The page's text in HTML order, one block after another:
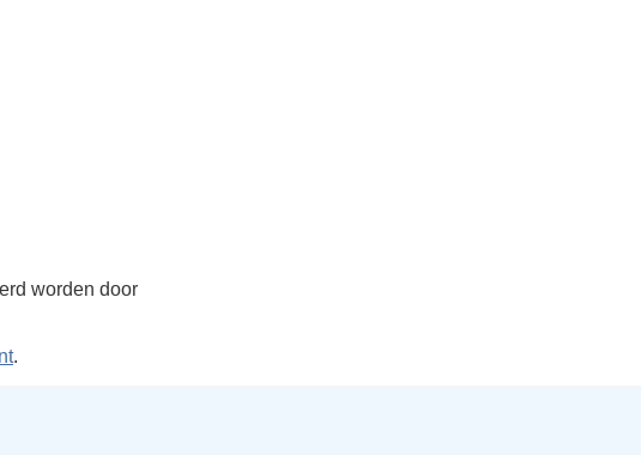
worden door
.